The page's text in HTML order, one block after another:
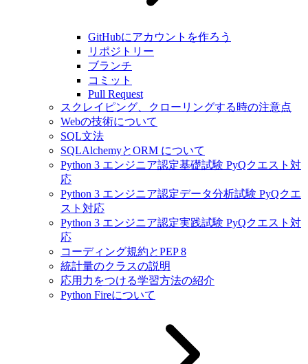
GitHubにアカウントを作ろう
リポジトリー
ブランチ
コミット
Pull Request
スクレイピング、クローリングする時の注意点
Webの技術について
SQL文法
SQLAlchemyとORM について
Python 3 エンジニア認定基礎試験 PyQクエスト対
応
Python 3 エンジニア認定データ分析試験 PyQクエ
スト対応
Python 3 エンジニア認定実践試験 PyQクエスト対
応
コーディング規約とPEP 8
統計量のクラスの説明
応用力をつける学習方法の紹介
Python Fireについて